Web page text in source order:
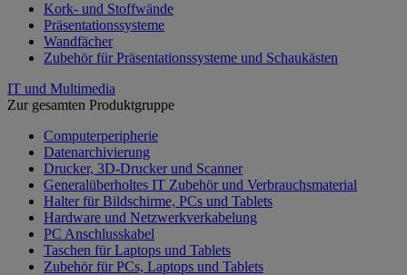
Kork- und Stoffwände
Präsentationssysteme
Wandfächer
Zubehör für Präsentationssysteme und Schaukästen
IT und Multimedia
Zur gesamten Produktgruppe
Computerperipherie
Datenarchivierung
Drucker, 3D-Drucker und Scanner
Generalüberholtes IT Zubehör und Verbrauchsmaterial
Halter für Bildschirme, PCs und Tablets
Hardware und Netzwerkverkabelung
PC Anschlusskabel
Taschen für Laptops und Tablets
Zubehör für PCs, Laptops und Tablets